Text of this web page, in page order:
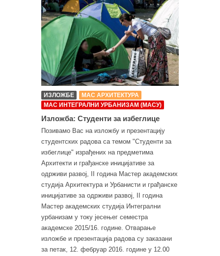
ИЗЛОЖБЕ
МАС АРХИТЕКТУРА
МАС ИНТЕГРАЛНИ УРБАНИЗАМ (МАСУ)
Изложба: Студенти за избеглице
Позивамо Вас на изложбу и презентацију
студентских радова са темом "Студенти за
избеглице" израђених на предметима
Архитекти и грађанске иницијативе за
одрживи развој, II година Мастер академских
студија Архитектура и Урбанисти и грађанске
иницијативе за одрживи развој, II година
Мастер академских студија Интегрални
урбанизам у току јесењег семестра
академске 2015/16. године. Отварање
изложбе и презентација радова су заказани
за петак, 12. фебруар 2016. године у 12.00